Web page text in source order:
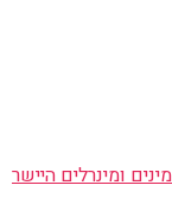
ומינרלים היישר